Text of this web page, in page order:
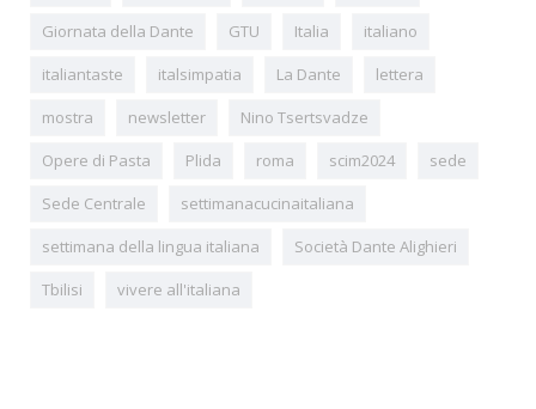
Giornata della Dante
GTU Italia
italiano
italiantaste
italsimpatia La Dante
lettera
mostra
newsletter
Nino Tsertsvadze
Opere di Pasta
Plida roma scim2024
sede
Sede Centrale
settimanacucinaitaliana
settimana della lingua italiana
Società Dante Alighieri
Tbilisi
vivere all'italiana